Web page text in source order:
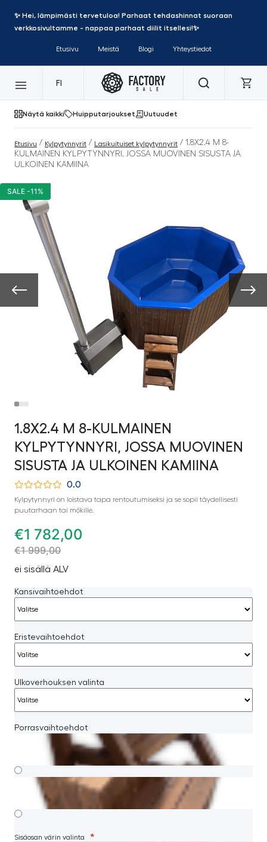
✨ Hei, lämpimästi tervetuloa! Parhaat tehdashinnat suoraan
verkkosivultamme - nappaa parhaat diilit itsellesi!✨
Etusivu Meistä Blogi Yhteystiedot
FI
Näytä kaikki Huipputarjoukset Uutuudet
Etusivu / Kylpytynnyrit / Lasikuituiset kylpytynnyrit / 1.8X2.4 M 8-
KULMAINEN KYLPYTYNNYRI, JOSSA MUOVINEN SISUSTA JA
ULKOINEN KAMIINA
SALE -11%
1.8X2.4 M 8-KULMAINEN
KYLPYTYNNYRI, JOSSA MUOVINEN
SISUSTA JA ULKOINEN KAMIINA
0.0
Kylpytynnyri on loistava tapa rentoutumiseksi ja se sopii täydellisesti
puutarhaan tai mökille.
€1 782,00
€1 999,00
ei sisällä ALV
Kansivaihtoehdot
Eristevaihtoehdot
Ulkoverhouksen valinta
Porrasvaihtoehdot
Sisäosan värin valinta *